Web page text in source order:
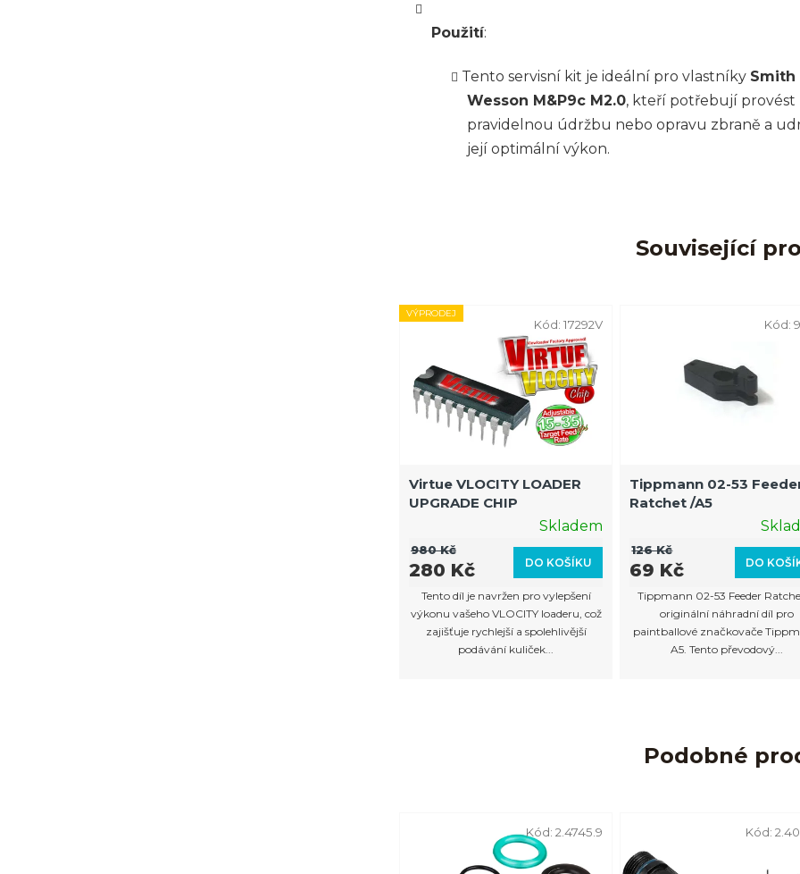
Použití:
Tento servisní kit je ideální pro vlastníky Smith
Wesson M&P9c M2.0, kteří potřebují provést
pravidelnou údržbu nebo opravu zbraně a
její optimální výkon.
Související
VÝPRODEJ
Virtue VLOCITY LOADER
UPGRADE CHIP
Skladem
DO KOŠÍKU
280 Kč
980 Kč
Tento díl je navržen pro vylepšení
výkonu vašeho VLOCITY loaderu, což
zajišťuje rychlejší a spolehlivější
podávání kuliček...
Kód:17292V
Tippmann 02-53
Ratchet /A5
DO
69 Kč
126 Kč
Tippmann 02-53 Feeder
originální náhradní díl pro
paintballové značkovače
A5. Tento převodový...
Kód:
Podobné
Kód:2.4745.9 Kód: